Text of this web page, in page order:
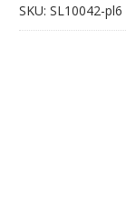
SKU: SL10042-pl6